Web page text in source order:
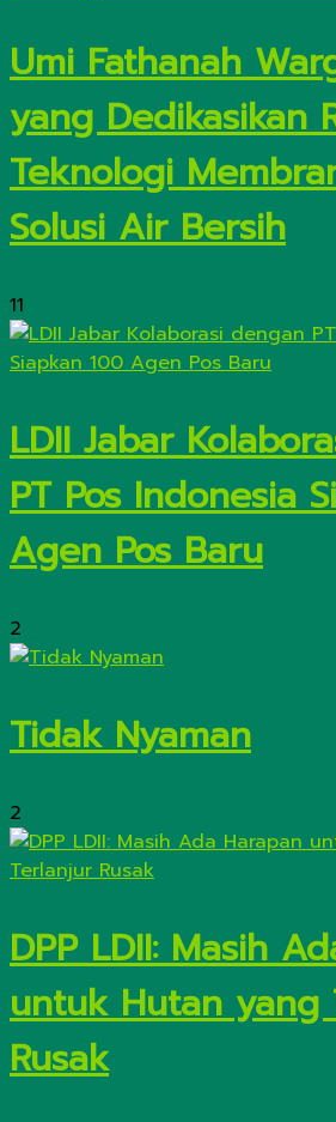
Umi Fathanah
yang Dedikasikan
Teknologi
Solusi Air Bersih
11
LDII Jabar
PT Pos Indonesia
Agen Pos Baru
2
Tidak Nyaman
2
DPP LDII: Masih
untuk Hutan yang
Rusak